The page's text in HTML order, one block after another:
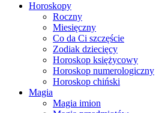
Horoskopy
Roczny
Miesięczny
Co da Ci szczęście
Zodiak dziecięcy
Horoskop księżycowy
Horoskop numerologiczny
Horoskop chiński
Magia
Magia imion